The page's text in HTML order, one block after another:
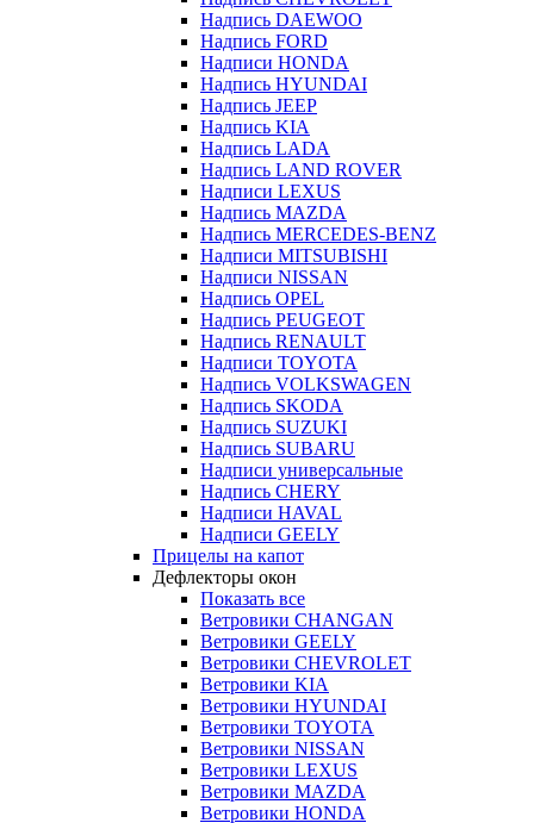
Надпись DAEWOO
Надпись FORD
Надписи HONDA
Надпись HYUNDAI
Надпись JEEP
Надпись KIA
Надпись LADA
Надпись LAND ROVER
Надписи LEXUS
Надпись MAZDA
Надпись MERCEDES-BENZ
Надписи MITSUBISHI
Надписи NISSAN
Надпись OPEL
Надпись PEUGEOT
Надпись RENAULT
Надписи TOYOTA
Надпись VOLKSWAGEN
Надпись SKODA
Надпись SUZUKI
Надпись SUBARU
Надписи универсальные
Надпись CHERY
Надписи HAVAL
Надписи GEELY
Прицелы на капот
Дефлекторы окон
Показать все
Ветровики CHANGAN
Ветровики GEELY
Ветровики CHEVROLET
Ветровики KIA
Ветровики HYUNDAI
Ветровики TOYOTA
Ветровики NISSAN
Ветровики LEXUS
Ветровики MAZDA
Ветровики HONDA